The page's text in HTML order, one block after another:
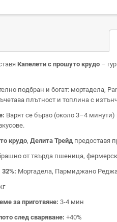
Капелети с прошуто крудо –
подбран и богат: мортадела,
плътност и топлина с
Варят се бързо (около 3–4
крудо, Делита Трейд предоставя
от твърда пшеница,
Мортадела, Пармиджано
за приготвяне: 3-4 мин
след сваряване: +40%